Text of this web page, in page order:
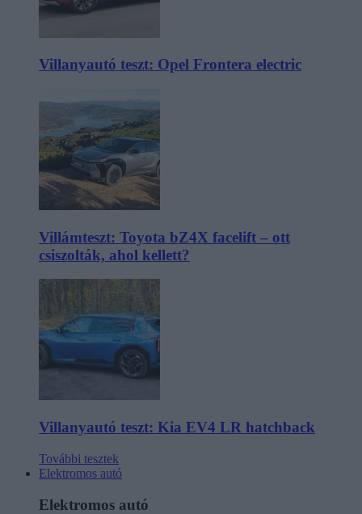
Villanyautó teszt: Opel Frontera electric
Villámteszt: Toyota bZ4X facelift – ott
csiszolták, ahol kellett?
Villanyautó teszt: Kia EV4 LR hatchback
További tesztek
Elektromos autó
Elektromos autó